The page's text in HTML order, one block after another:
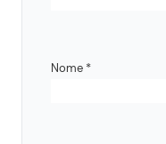
Nome *